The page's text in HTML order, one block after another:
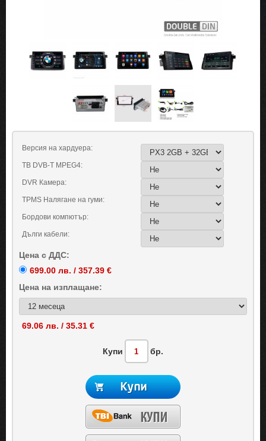
Версия на хардуера:
ТВ DVB-T MPEG4:
DVR Камера:
TPMS Налягане на гуми:
Бордови компютър:
Дълги кабели:
Цена с ДДС:
699.00 лв. / 357.39 €
Цена на изплащане:
69.06 лв. / 35.31 €
Купи бр.